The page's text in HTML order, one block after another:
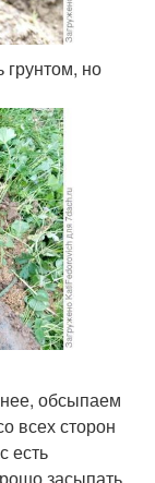
но
обсыпаем
всех сторон
есть